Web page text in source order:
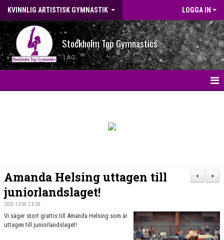
KVINNLIG ARTISTISK GYMNASTIK LOGGA IN
Stockholm Top Gymnastics
| AG
WEBBSHOP
NYHETER
>
<
Amanda Helsing uttagen till
juniorlandslaget!
2021-12-01 13:33
Vi säger stort grattis till Amanda Helsing som är
uttagen till juniorlandslaget!